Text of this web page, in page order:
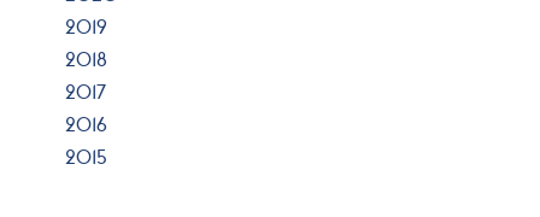
2019
2018
2017
2016
2015